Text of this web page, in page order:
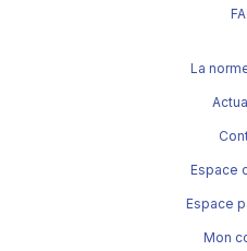
La
Espace
Espace
Mon